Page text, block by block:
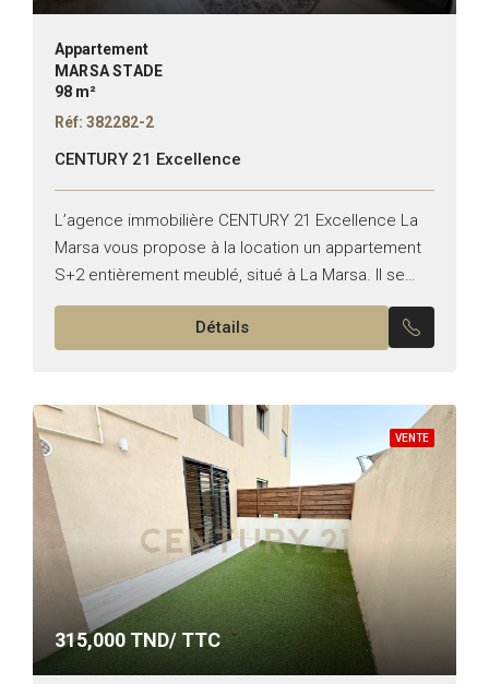
Appartement
MARSA STADE
98 m²
Réf: 382282-2
CENTURY 21 Excellence
L’agence immobilière CENTURY 21 Excellence La
Marsa vous propose à la location un appartement
S+2 entièrement meublé, situé à La Marsa. Il se
compose de : – Un salon lumineux – Deux...
Détails
VENTE
315,000 TND/ TTC